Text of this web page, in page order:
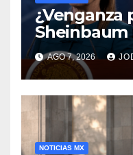
¿Venganza
Sheinbaum
negra en
Aguirre
AGO 7, 2026
NOTICIAS MX